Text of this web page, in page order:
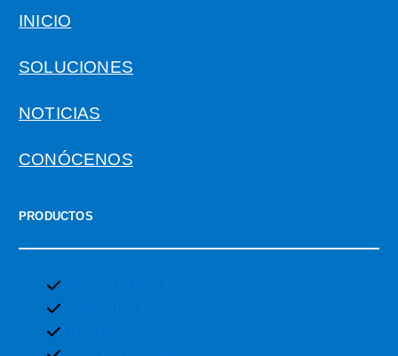
INICIO
SOLUCIONES
NOTICIAS
CONÓCENOS
PRODUCTOS